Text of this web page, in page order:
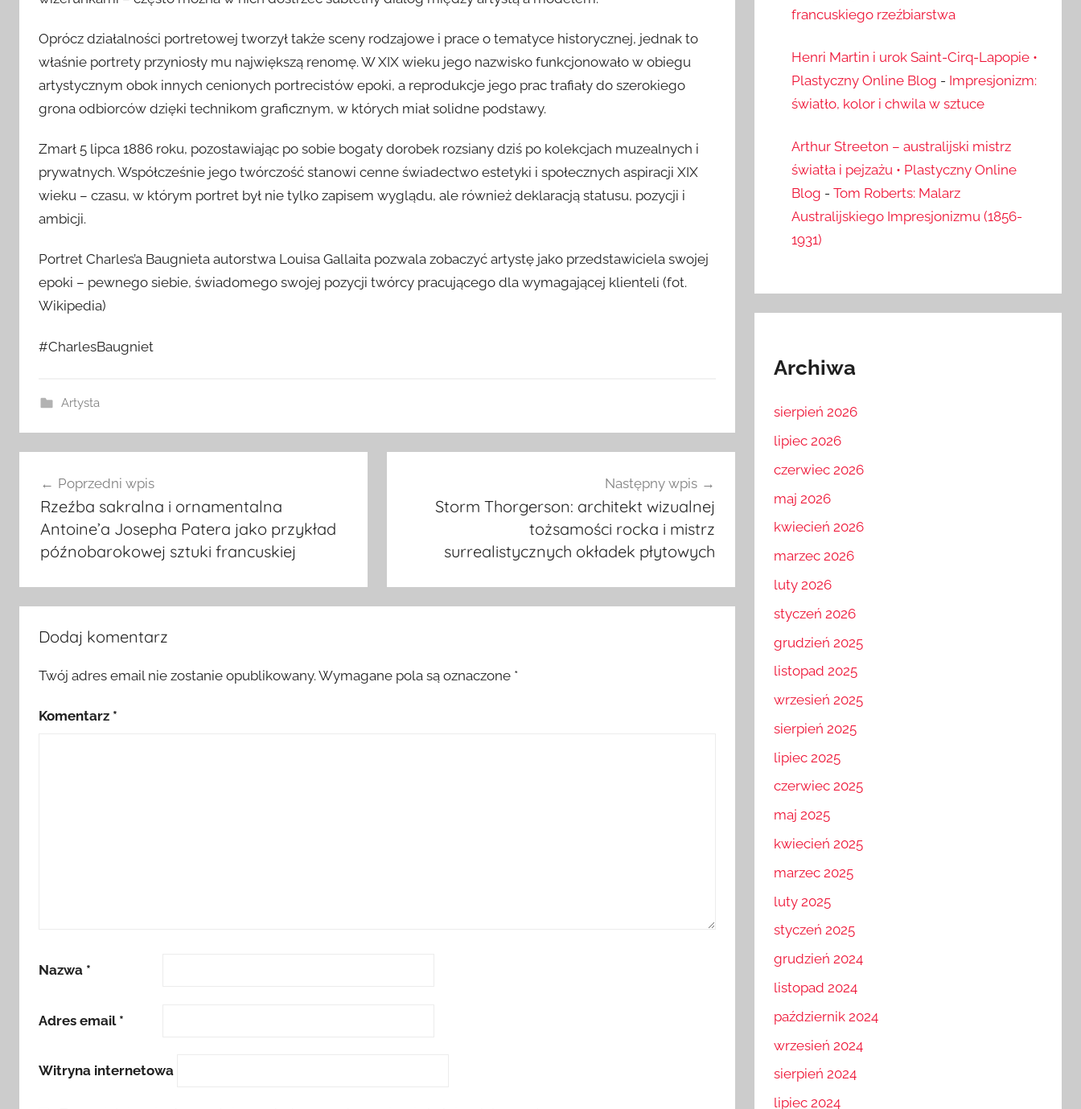
Oprócz działalności portretowej tworzył także sceny rodzajowe i prace o tematyce historycznej, jednak to
właśnie portrety przyniosły mu największą renomę. W XIX wieku jego nazwisko funkcjonowało w obiegu
artystycznym obok innych cenionych portrecistów epoki, a reprodukcje jego prac trafiały do szerokiego
grona odbiorców dzięki technikom graficznym, w których miał solidne podstawy.
Zmarł 5 lipca 1886 roku, pozostawiając po sobie bogaty dorobek rozsiany dziś po kolekcjach muzealnych i
prywatnych. Współcześnie jego twórczość stanowi cenne świadectwo estetyki i społecznych aspiracji XIX
wieku – czasu, w którym portret był nie tylko zapisem wyglądu, ale również deklaracją statusu, pozycji i
ambicji.
Portret Charles’a Baugnieta autorstwa Louisa Gallaita pozwala zobaczyć artystę jako przedstawiciela swojej
epoki – pewnego siebie, świadomego swojej pozycji twórcy pracującego dla wymagającej klienteli (fot.
Wikipedia)
#CharlesBaugniet
Artysta
wpisuPoprzedni wpis
Rzeźba sakralna i ornamentalna
Antoine’a Josepha Patera jako przykład
późnobarokowej sztuki francuskiej
Następny wpis
Storm Thorgerson: architekt wizualnej
tożsamości rocka i mistrz
surrealistycznych okładek płytowych
Dodaj komentarz
Twój adres email nie zostanie opublikowany. Wymagane pola są oznaczone *
Komentarz *
Nazwa *
Adres email *
Witryna internetowa
francuskiego rzeźbiarstwa
Henri Martin i urok Saint-Cirq-Lapopie •
Plastyczny Online Blog - Impresjonizm:
światło, kolor i chwila w sztuce
Arthur Streeton – australijski mistrz
światła i pejzażu • Plastyczny Online
Blog - Tom Roberts: Malarz
Australijskiego Impresjonizmu (1856-
1931)
Archiwa
sierpień 2026
lipiec 2026
czerwiec 2026
maj 2026
kwiecień 2026
marzec 2026
luty 2026
styczeń 2026
grudzień 2025
listopad 2025
wrzesień 2025
sierpień 2025
lipiec 2025
czerwiec 2025
maj 2025
kwiecień 2025
marzec 2025
luty 2025
styczeń 2025
grudzień 2024
listopad 2024
październik 2024
wrzesień 2024
sierpień 2024
lipiec 2024